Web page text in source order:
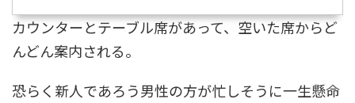
カウンターとテーブル席があって、空いた席からど
んどん案内される。
恐らく新人であろう男性の方が忙しそうに一生懸命